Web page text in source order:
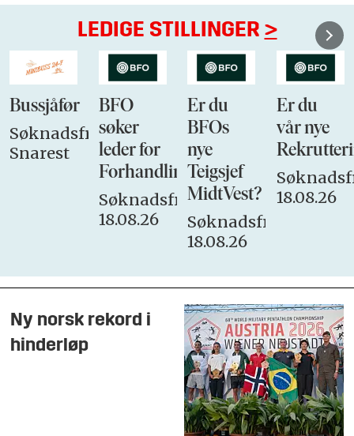
LEDIGE STILLINGER >
Bussjåfør
Søknadsfrist:
Snarest
BFO
søker
leder for
Forhandlingsutvalget
Søknadsfrist:
18.08.26
Er du
BFOs
nye
Teigsjef
MidtVest?
Søknadsfrist:
18.08.26
Er du
vår nye
18.08.26
Ny norsk rekord i
hinderløp